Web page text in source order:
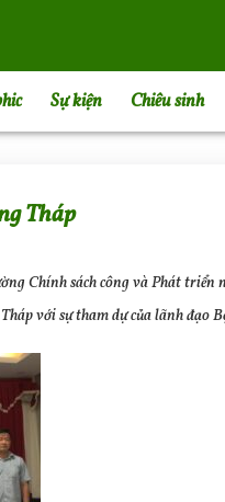
Sự kiện Chiêu sinh
Tháp
Chính sách công và Phát
với sự tham dự của lãnh đạo